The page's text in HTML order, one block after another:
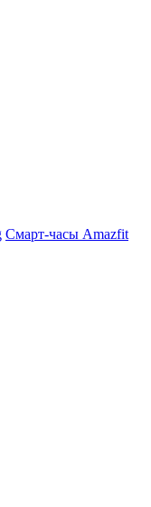
Смарт-часы Amazfit